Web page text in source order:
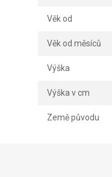
Věk od
Věk od měsíců
Výška
Výška v cm
Země původu